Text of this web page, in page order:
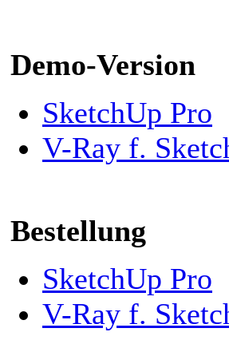
Demo-Version
SketchUp Pro
V-Ray f.
Bestellung
SketchUp Pro
V-Ray f.